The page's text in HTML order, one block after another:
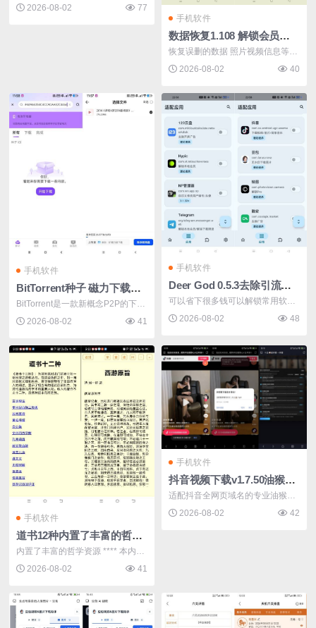
专为体...
2026-08-02
77
手机软件
数据恢复1.108 解锁会员版恢复误删的照片 视频等数据
恢复误删的数据 照片视频信息等，
截图可...
2026-08-02 40
手机软件
BitTorrent种子 磁力下载器多协议下载
BitTorrent是一款新概念P2P的下载
工具，...
2026-08-02 41
手机软件
Deer God 0.5.3去除引流免root解锁百种软件会员
可以省下很多钱可以解锁常用软件
会员和一...
2026-08-02 48
手机软件
道书12种内置了丰富的哲学资源快去看看吧
内置了丰富的哲学资源 **** 本内容
被作者...
2026-08-02 41
手机软件
抖音视频下载v1.7.50油猴脚本支持主页批量解析下载
适配抖音全网页域名的专业油猴下
载脚本，...
2026-08-02 42